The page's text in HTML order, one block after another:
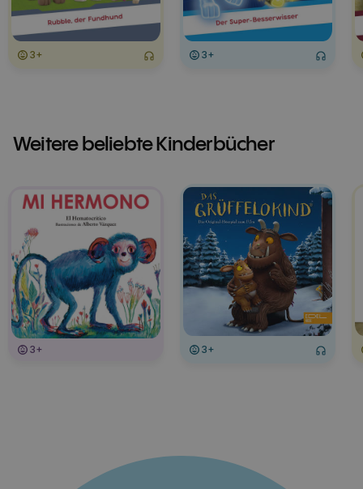
3+ 3+
Weitere beliebte Kinderbücher
3+ 3+